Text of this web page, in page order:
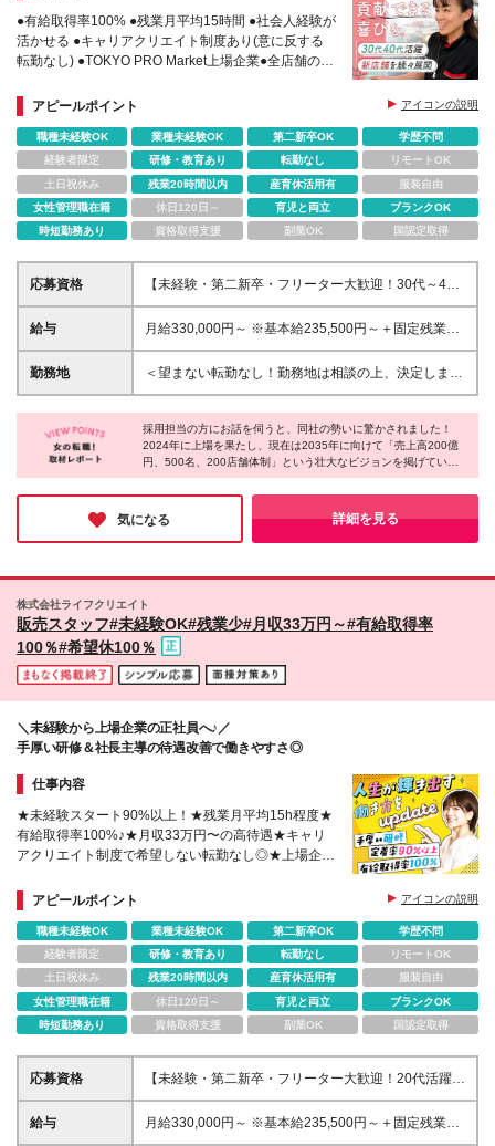
●有給取得率100% ●残業月平均15時間 ●社会人経験が
活かせる ●キャリアクリエイト制度あり(意に反する
転勤なし) ●TOKYO PRO Market上場企業●全店舗の営
アピールポイント
アイコンの説明
職種未経験OK 業種未経験OK 第二新卒OK
学歴不問
経験者限定
研修・教育あり 転勤なし
リモートOK
土日祝休み
残業20時間以内 産育休活用有
服装自由
女性管理職在籍
休日120日～ 育児と両立
ブランクOK
時短勤務あり
資格取得支援 副業OK 国認定取得
応募資格
【未経験・第二新卒・フリーター大歓迎！30代～40
代活躍中♪】 ●普通自動車免許をお持ちの方（AT限定
可） ●接客や営業など、人と接するお仕事の経験をお
ブランク不問です◎ ＼こんな方にピッタリです！／
★不規則な生活から抜け出して安定したい方 ★人を
きたい方 ★プライベートも大切にしたい方
給与
月給330,000円～ ※基本給235,500円～＋固定残業代
(45h分/77,000円～)＋一律手当17,500円～を含む ※超
過分は別途支給（実際の平均残業は月15h程度で
～）を含み、超過分は全額支給いたします。 ∟その
他の待遇に差異はありません。 年齢・社歴に関係な
く、頑張りを正当に評価してスピーディに昇給・昇格
勤務地
＜望まない転勤なし！勤務地は相談の上、決定します
＞ ・小倉南店 福岡県北九州市小倉南区葛原東1-1-28
・戸畑店 福岡県北九州市戸畑区一枝4-12-31 ・八幡西
店 福岡県北九州市八幡西区御開3-31-27 ・小倉北店
福岡県北九州市小倉北区三萩野1-1-12 ・電材センタ
ーエコ南店 福岡県北九州市小倉南区湯川1丁目2-13 ・
博多店 福岡県福岡市博多区東光2-3-23 ・福岡インタ
ー店 福岡県糟屋郡粕屋町内橋西4丁目2-17 ・久留米上
縄県豊見城市座安152-1 ・安佐北店 広島県広島市安佐
北区可部7-1-29 ・熊本けやき通り店 熊本市南区馬渡2
丁目16-15 ・佐賀駅前店 佐賀県佐賀市神野東2丁目5-
17 ・宮崎新名爪店 宮崎県宮崎市新名爪1438-2 (変更
採用担当の方にお話を伺うと、同社の勢いに驚かされました！
2024年に上場を果たし、現在は2035年に向けて「売上高200億
円、500名、200店舗体制」という壮大なビジョンを掲げている
そうです。「今の活況な事業の中で、社員には一番輝ける世界を
見つけてほしい」と語る通り、会社と共に自分自身も大きく成長
できるワクワク感に満ちています！未経験から安心して挑戦でき
る同社に、ぜひ応募してみてはいかがでしょうか♪
気になる 詳細を見る
株式会社ライフクリエイト
販売スタッフ#未経験OK#残業少#月収33万円～#有給取得率
100％#希望休100％
＼未経験から上場企業の正社員へ♪／
手厚い研修＆社長主導の待遇改善で働きやすさ◎
仕事内容
★未経験スタート90%以上！★残業月平均15h程度★
有給取得率100%♪★月収33万円〜の高待遇★キャリ
アクリエイト制度で希望しない転勤なし◎★上場企業
【19時】へ短縮
アピールポイント アイコンの説明
職種未経験OK 業種未経験OK 第二新卒OK
学歴不問
経験者限定
研修・教育あり 転勤なし
リモートOK
土日祝休み
残業20時間以内 産育休活用有
服装自由
女性管理職在籍
休日120日～ 育児と両立
ブランクOK
時短勤務あり
資格取得支援 副業OK 国認定取得
応募資格
【未経験・第二新卒・フリーター大歓迎！20代活躍中
♪】 ●普通自動車免許をお持ちの方（AT限定可） ●接
客や営業など、人と接するお仕事の経験をお持ちの方
給与
月給330,000円～ ※基本給235,500円～＋固定残業代
(45h分/77,000円～)＋一律手当17,500円～を含む ※超